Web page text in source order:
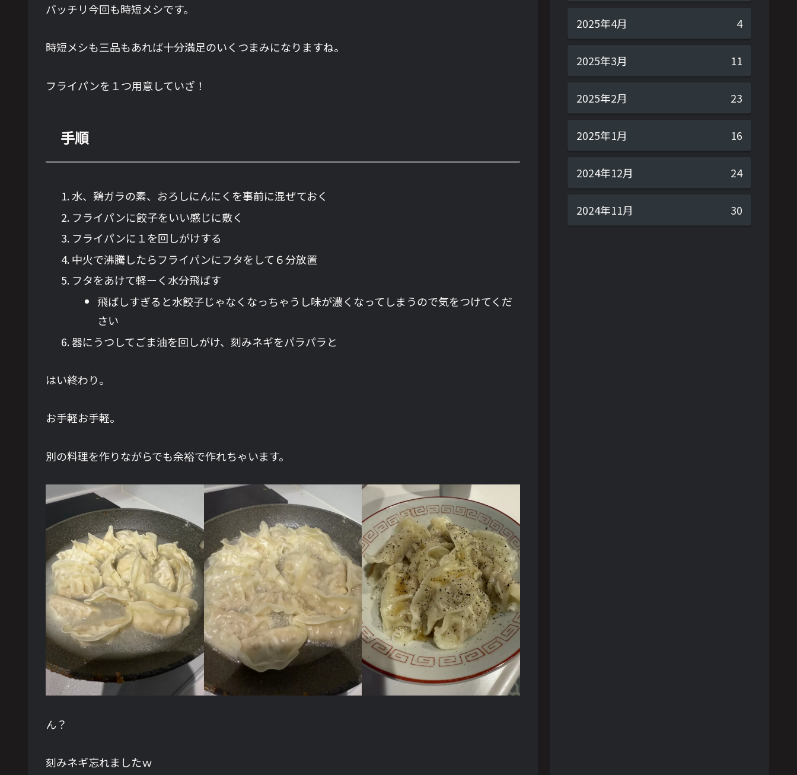
バッチリ今回も時短メシです。
時短メシも三品もあれば十分満足のいくつまみになりますね。
フライパンを１つ用意していざ！
手順
水、鶏ガラの素、おろしにんにくを事前に混ぜておく
フライパンに餃子をいい感じに敷く
フライパンに１を回しがけする
中火で沸騰したらフライパンにフタをして６分放置
フタをあけて軽ーく水分飛ばす
飛ばしすぎると水餃子じゃなくなっちゃうし味が濃くなってしまうので気をつけてくだ
さい
器にうつしてごま油を回しがけ、刻みネギをパラパラと
はい終わり。
お手軽お手軽。
別の料理を作りながらでも余裕で作れちゃいます。
ん？
刻みネギ忘れましたｗ
2025年4月 4
2025年3月 11
2025年2月 23
2025年1月 16
2024年12月 24
2024年11月 30